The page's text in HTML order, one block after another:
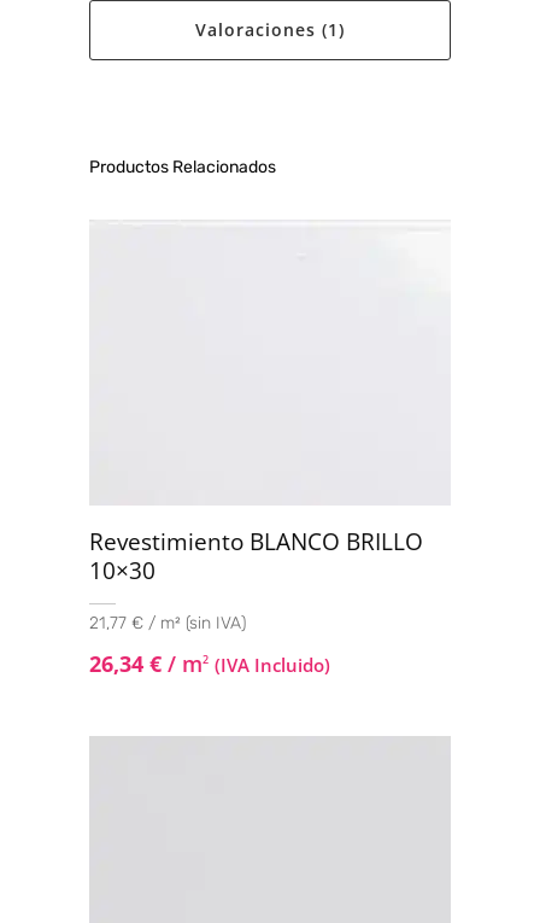
Valoraciones (1)
Productos Relacionados
Revestimiento BLANCO BRILLO
10×30
21,77 € / m² (sin IVA)
26,34 € / m2 (IVA Incluido)